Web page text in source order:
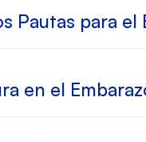
Pautas para el
en el